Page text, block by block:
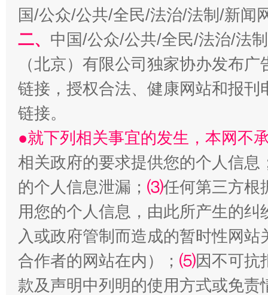
受贿1.44亿！段成刚被判无期 从幼
全民健身五年计划来了！等你上场
国/公众/公共/全民/法治/法制/新闻
二、 中国/公众/公共/全民/法治/法
（北京）有限公司独家协办发布
链接，授权合法、健康网站和报
链接。
●就下列相关事宜的发生，本网不
相关政府的要求提供您的个人信息
的个人信息泄漏； ⑶任何第三方根
用您的个人信息，由此所产生的纠
入或政府管制而造成的暂时性网
合作者的网站在内）； ⑸因不可抗
款及声明中列明的使用方式或免责